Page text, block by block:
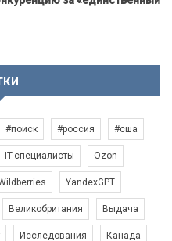
#поиск #россия #сша
IT-специалисты Ozon
YandexGPT
Великобритания Выдача
Исследования Канада